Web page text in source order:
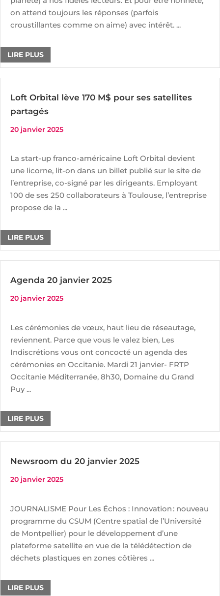
on attend toujours les réponses (parfois
croustillantes comme on aime) avec intérêt. ...
LIRE PLUS
Loft Orbital lève 170 M$ pour ses satellites
partagés
20 janvier 2025
La start-up franco-américaine Loft Orbital devient
une licorne, lit-on dans un billet publié sur le site de
l’entreprise, co-signé par les dirigeants. Employant
100 de ses 250 collaborateurs à Toulouse, l’entreprise
propose de la ...
LIRE PLUS
Agenda 20 janvier 2025
20 janvier 2025
Les cérémonies de vœux, haut lieu de réseautage,
reviennent. Parce que vous le valez bien, Les
Indiscrétions vous ont concocté un agenda des
cérémonies en Occitanie. Mardi 21 janvier- FRTP
Occitanie Méditerranée, 8h30, Domaine du Grand
Puy ...
LIRE PLUS
Newsroom du 20 janvier 2025
20 janvier 2025
JOURNALISME Pour Les Échos : Innovation : nouveau
programme du CSUM (Centre spatial de l’Université
de Montpellier) pour le développement d’une
plateforme satellite en vue de la télédétection de
déchets plastiques en zones côtières ...
LIRE PLUS